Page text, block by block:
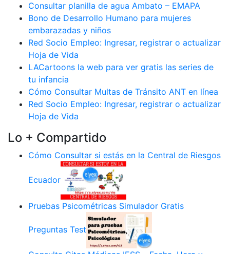
Consultar planilla de agua Ambato – EMAPA
Bono de Desarrollo Humano para mujeres
embarazadas y niños
Red Socio Empleo: Ingresar, registrar o actualizar
Hoja de Vida
LACartoons la web para ver gratis las series de
tu infancia
Cómo Consultar Multas de Tránsito ANT en línea
Red Socio Empleo: Ingresar, registrar o actualizar
Hoja de Vida
Lo + Compartido
Cómo Consultar si estás en la Central de Riesgos
Ecuador
Pruebas Psicométricas Simulador Gratis
Preguntas Test